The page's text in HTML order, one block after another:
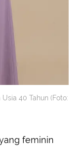
40 Tahun (Foto:
feminin